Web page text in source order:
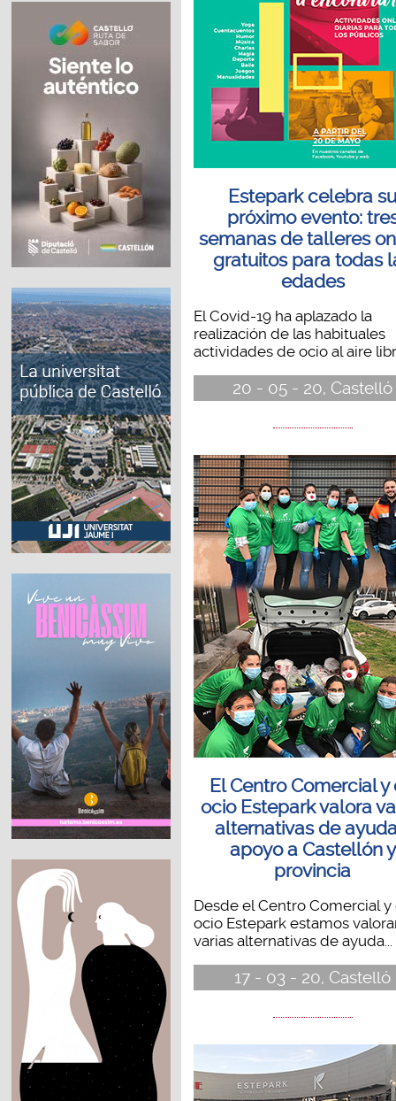
Estepark celebra
próximo evento:
semanas de talleres
gratuitos para todas
edades
El Covid-19 ha aplazado la
realización de las habituales
actividades de ocio al aire
20 - 05 - 20, Castelló
El Centro Comercial y
ocio Estepark valora
alternativas de
apoyo a Castellón y
provincia
Desde el Centro Comercial y
ocio Estepark estamos
varias alternativas de ayuda...
17 - 03 - 20, Castelló